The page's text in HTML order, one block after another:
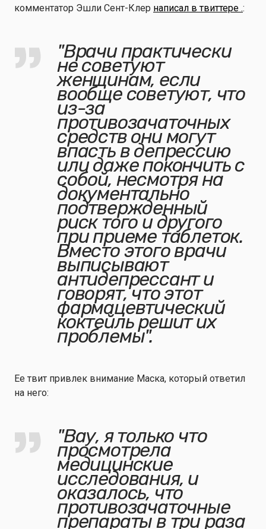
комментатор Эшли Сент-Клер написал в твиттере .:
"Врачи практически
не советуют
женщинам, если
вообще советуют, что
из-за
противозачаточных
средств они могут
впасть в депрессию
или даже покончить с
собой, несмотря на
документально
подтвержденный
риск того и другого
при приеме таблеток.
Вместо этого врачи
выписывают
антидепрессант и
говорят, что этот
фармацевтический
коктейль решит их
проблемы".
Ее твит привлек внимание Маска, который ответил
на него:
"Вау, я только что
просмотрела
медицинские
исследования, и
оказалось, что
противозачаточные
препараты в три раза